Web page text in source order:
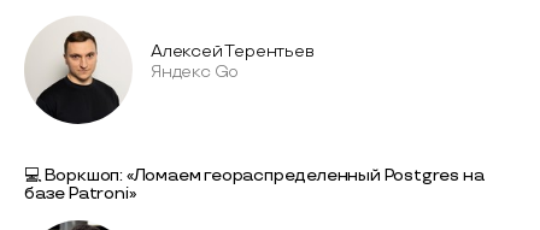
Алексей Терентьев
Яндекс Go
💻 Воркшоп: «Ломаем геораспределенный Postgres на
базе Patroni»